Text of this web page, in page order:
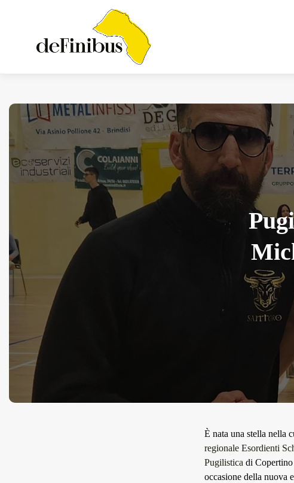
Iosonouncane A Lecce:
Concerto Acustico...
Luglio 17, 2026 13 Min
È nata una stella nella
regionale Esordienti
Pugilistica di
occasione della nuova